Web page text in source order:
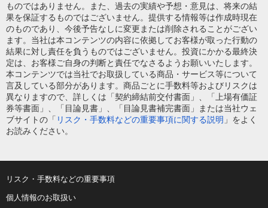
ものではありません。また、過去の実績や予想・意見は、将来の結
果を保証するものではございません。提供する情報等は作成時現在
のものであり、今後予告なしに変更または削除されることがござい
ます。当社は本コンテンツの内容に依拠してお客様が取った行動の
結果に対し責任を負うものではございません。投資にかかる最終決
定は、お客様ご自身の判断と責任でなさるようお願いいたします。
本コンテンツでは当社でお取扱している商品・サービス等について
言及している部分があります。商品ごとに手数料等およびリスクは
異なりますので、詳しくは「契約締結前交付書面」、「上場有価証
券等書面」、「目論見書」、「目論見書補完書面」または当社ウェ
ブサイトの「 リスク・手数料などの重要事項に関する説明 」をよく
お読みください。
リスク・手数料などの重要事項
個人情報のお取扱い